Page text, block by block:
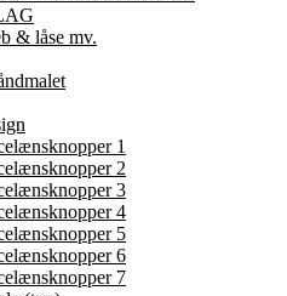
& låse mv.
1
2
3
4
5
6
7